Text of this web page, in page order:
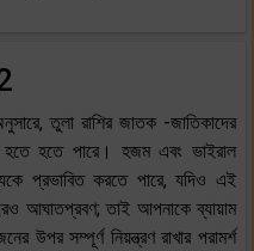
তুলা রাশির জাতক -জাতিকাদের
হতে হতে পারে। হজম এবং ভাইরাল
প্রভাবিত করতে পারে, যদিও এই
আঘাতপ্রবণ; তাই আপনাকে ব্যায়াম
উপর সম্পূর্ণ নিয়ন্ত্রণ রাখার পরামর্শ